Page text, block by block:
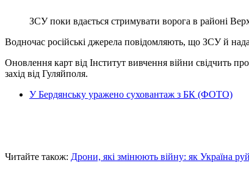
ЗСУ поки вдається стримувати ворога в районі
Водночас російські джерела повідомляють, що ЗСУ й
Оновлення карт від Інститут вивчення війни свідчить
захід від Гуляйполя.
У Бердянську уражено суховантаж з БК (ФОТО)
Читайте також: Дрони, які змінюють війну: як Україна